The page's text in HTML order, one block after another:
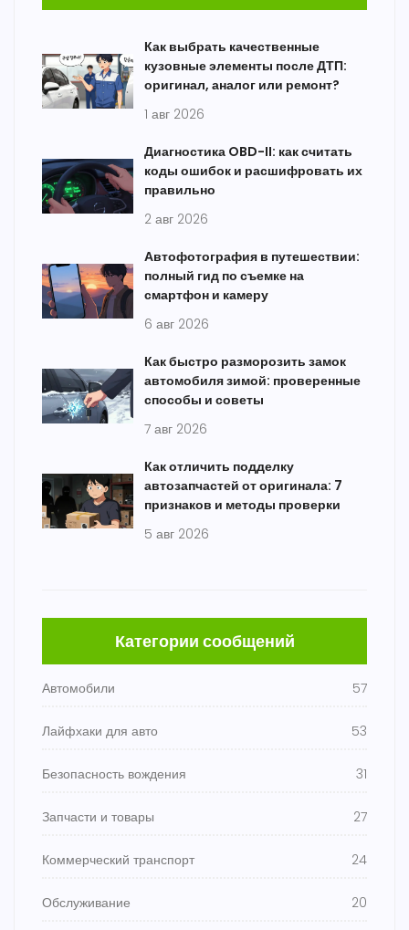
Как выбрать качественные
кузовные элементы после ДТП:
оригинал, аналог или ремонт?
1 авг 2026
Диагностика OBD-II: как считать
коды ошибок и расшифровать их
правильно
2 авг 2026
Автофотография в путешествии:
полный гид по съемке на
смартфон и камеру
6 авг 2026
Как быстро разморозить замок
автомобиля зимой: проверенные
способы и советы
7 авг 2026
Как отличить подделку
автозапчастей от оригинала: 7
признаков и методы проверки
5 авг 2026
Категории сообщений
Автомобили 57
Лайфхаки для авто 53
Безопасность вождения 31
Запчасти и товары 27
Коммерческий транспорт 24
Обслуживание 20